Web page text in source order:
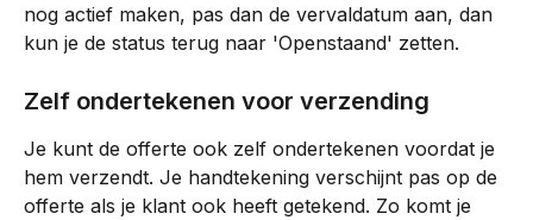
nog actief maken, pas dan de vervaldatum aan, dan
kun je de status terug naar 'Openstaand' zetten.
Zelf ondertekenen voor verzending
Je kunt de offerte ook zelf ondertekenen voordat je
hem verzendt. Je handtekening verschijnt pas op de
offerte als je klant ook heeft getekend. Zo komt je